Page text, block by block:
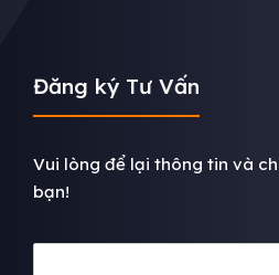
Đăng ký Tư Vấn
Vui lòng để lại thông tin và
bạn!